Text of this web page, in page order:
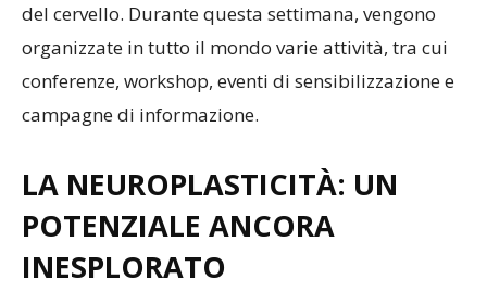
del cervello. Durante questa settimana, vengono
organizzate in tutto il mondo varie attività, tra cui
conferenze, workshop, eventi di sensibilizzazione e
campagne di informazione.
LA NEUROPLASTICITÀ: UN
POTENZIALE ANCORA
INESPLORATO